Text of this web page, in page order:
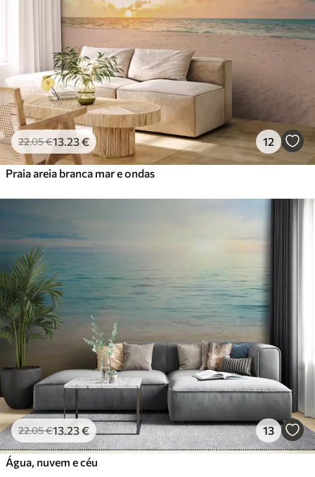
22.05€13.23€ 12
Praia areia branca mar e ondas
22.05€13 .23€ 13
Água, nuvem e céu